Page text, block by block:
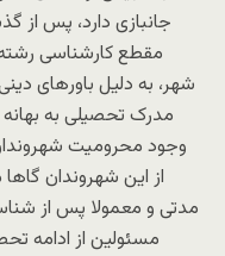
جانبازی دارد، پس از
مقطع کارشناسی رشته
شهر، به دلیل باورهای
مدرک تحصیلی به
وجود محرومیت
از این شهروندان
مدتی و معمولا پس از
مسئولین از ادامه